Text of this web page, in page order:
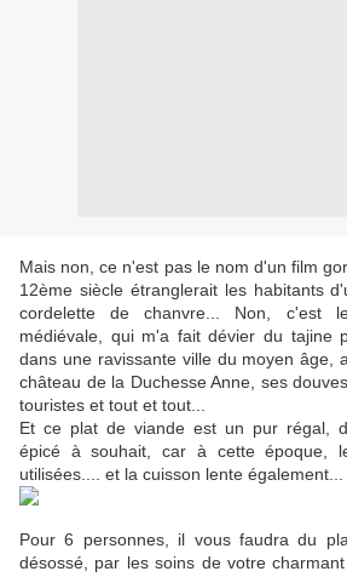
Mais non, ce n'est pas le nom d'un film
12ème siècle étranglerait les habitants
cordelette de chanvre... Non, c'est
médiévale, qui m'a fait dévier du tajine
dans une ravissante ville du moyen âge,
château de la Duchesse Anne, ses
touristes et tout et tout...
Et ce plat de viande est un pur régal,
épicé à souhait, car à cette époque,
utilisées.... et la cuisson lente également...
Pour 6 personnes, il vous faudra du
désossé, par les soins de votre